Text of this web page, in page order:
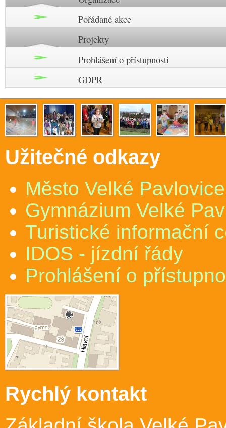
Pořádané akce
Projekty
Prohlášení o přístupnosti
GDPR
Užitečné odkazy
Město Velké Pavlovice
Gymnázium Velké
Turistické informační
IDOS - jízdní řády
Prohlášení o
Rychlý kontakt